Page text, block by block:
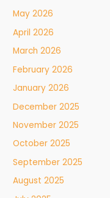
May 2026
April 2026
March 2026
February 2026
January 2026
December 2025
November 2025
October 2025
September 2025
August 2025